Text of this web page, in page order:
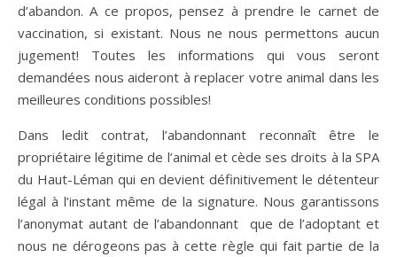
d’abandon. A ce propos, pensez à prendre le carnet de
vaccination, si existant. Nous ne nous permettons aucun
jugement! Toutes les informations qui vous seront
demandées nous aideront à replacer votre animal dans les
meilleures conditions possibles!
Dans ledit contrat, l’abandonnant reconnaît être le
propriétaire légitime de l’animal et cède ses droits à la SPA
du Haut-Léman qui en devient définitivement le détenteur
légal à l’instant même de la signature. Nous garantissons
l’anonymat autant de l’abandonnant que de l’adoptant et
nous ne dérogeons pas à cette règle qui fait partie de la